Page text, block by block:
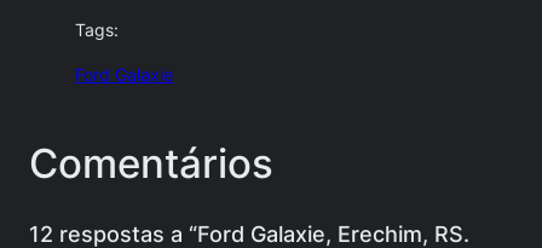
Tags:
Ford Galaxie
Comentários
12 respostas a “Ford Galaxie, Erechim, RS.